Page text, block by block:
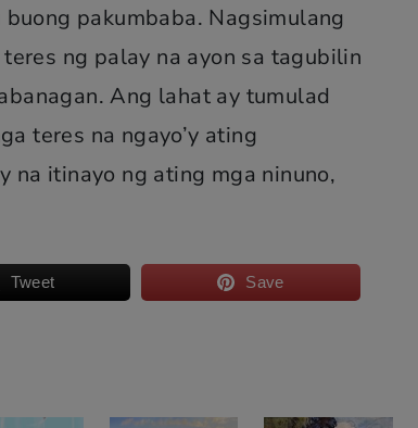
pakumbaba. Nagsimulang
ng palay na ayon sa tagubilin
Ang lahat ay tumulad
teres na ngayo’y ating
na itinayo ng ating mga ninuno,
Tweet Save